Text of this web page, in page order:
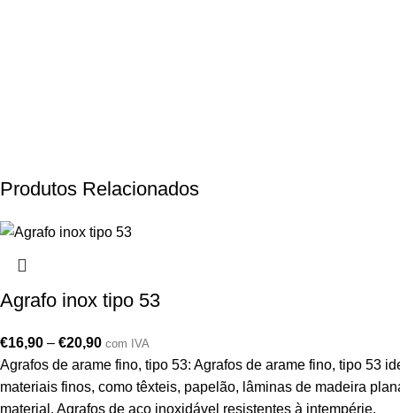
Produtos Relacionados
Agrafo inox tipo 53
€16,90 – €20,90 com IVA
Agrafos de arame fino, tipo 53: Agrafos de arame fino, tipo 53
materiais finos, como têxteis, papelão, lâminas de madeira
material. Agrafos de aço inoxidável resistentes à intempérie.